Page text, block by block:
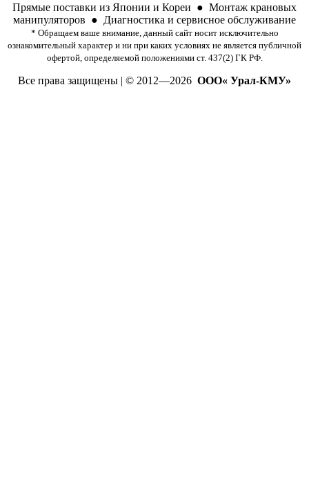
Прямые поставки из Японии и Кореи ● Монтаж крановых
манипуляторов ● Диагностика и сервисное обслуживание
* Обращаем ваше внимание, данный сайт носит исключительно
ознакомительный характер и ни при каких условиях не является публичной
офертой, определяемой положениями ст. 437(2) ГК РФ.
Все права защищены | © 2012—2026 ООО« Урал-КМУ»